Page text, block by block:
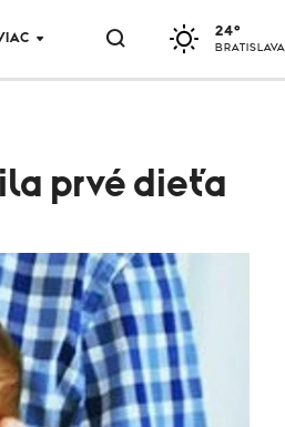
24°
BRATISLAVA
prvé dieťa